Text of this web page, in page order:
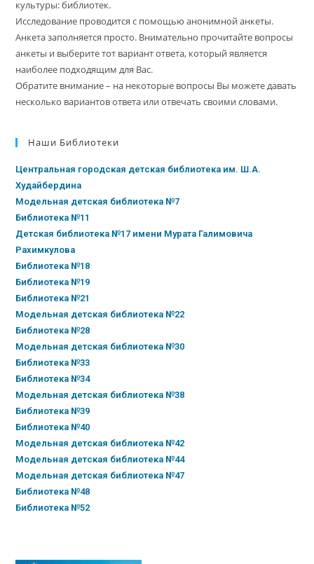
культуры: библиотек.
Исследование проводится с помощью анонимной анкеты.
Анкета заполняется просто. Внимательно прочитайте вопросы
анкеты и выберите тот вариант ответа, который является
наиболее подходящим для Вас.
Обратите внимание – на некоторые вопросы Вы можете давать
несколько вариантов ответа или отвечать своими словами.
Наши Библиотеки
Центральная городская детская библиотека им. Ш.А.
Худайбердина
Модельная детская библиотека №7
Библиотека №11
Детская библиотека №17 имени Мурата Галимовича
Рахимкулова
Библиотека №18
Библиотека №19
Библиотека №21
Модельная детская библиотека №22
Библиотека №28
Модельная детская библиотека №30
Библиотека №33
Библиотека №34
Модельная детская библиотека №38
Библиотека №39
Библиотека №40
Модельная детская библиотека №42
Модельная детская библиотека №44
Модельная детская библиотека №47
Библиотека №48
Библиотека №52